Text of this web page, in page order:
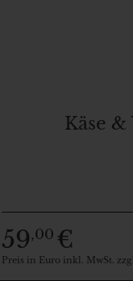
Käse
59,00 €
Preis in Euro inkl. MwSt.